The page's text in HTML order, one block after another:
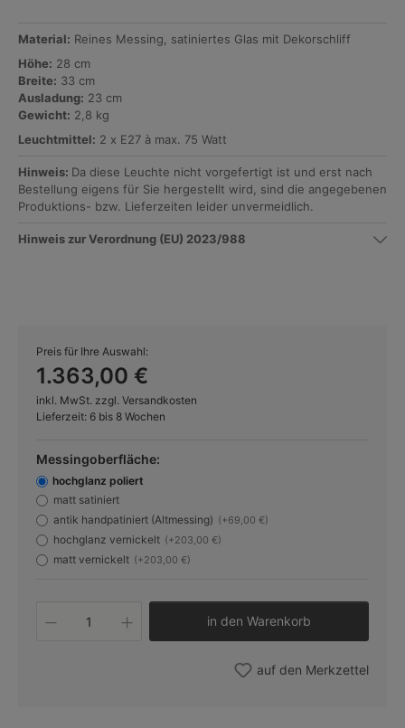
Material: Reines Messing, satiniertes Glas mit Dekorschliff
Höhe: 28 cm
Breite: 33 cm
Ausladung: 23 cm
Gewicht: 2,8 kg
Leuchtmittel: 2 x E27 à max. 75 Watt
Hinweis: Da diese Leuchte nicht vorgefertigt ist und erst nach
Bestellung eigens für Sie hergestellt wird, sind die angegebenen
Produktions- bzw. Lieferzeiten leider unvermeidlich.
Hinweis zur Verordnung (EU) 2023/988
Preis für Ihre Auswahl:
1.363,00 €
inkl. MwSt. zzgl. Versandkosten
Lieferzeit: 6 bis 8 Wochen
Messingoberfläche:
hochglanz poliert
matt satiniert
antik handpatiniert (Altmessing) (+69,00 €)
hochglanz vernickelt (+203,00 €)
matt vernickelt (+203,00 €)
Produkt Anzahl: Gib den
in den Warenkorb
auf den Merkzettel